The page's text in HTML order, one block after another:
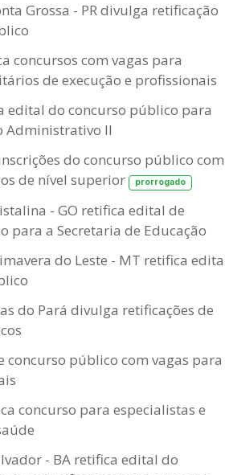
Grossa - PR divulga retificação
concursos com vagas para
de execução e profissionais
edital do concurso público para
Administrativo II
do concurso público com
de nível superior
prorrogado
- GO retifica edital de
para a Secretaria de Educação
do Leste - MT retifica
do Pará divulga retificações de
concurso público com vagas para
concurso para especialistas e
- BA retifica edital do